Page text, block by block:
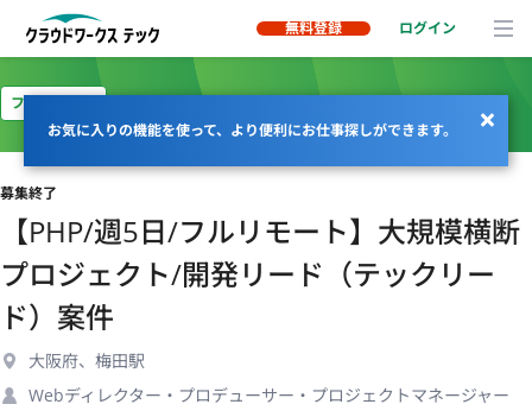
無料登録 ログイン
お気に入りの機能を使って、より便利にお仕事探しができます。
フルリモート
募集終了
【PHP/週5日/フルリモート】大規模横断
プロジェクト/開発リード（テックリー
ド）案件
大阪府、梅田駅
Webディレクター・プロデューサー・プロジェクトマネージャー